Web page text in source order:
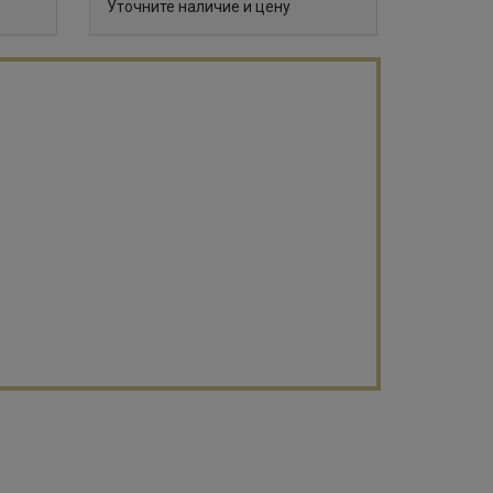
Уточните наличие и цену